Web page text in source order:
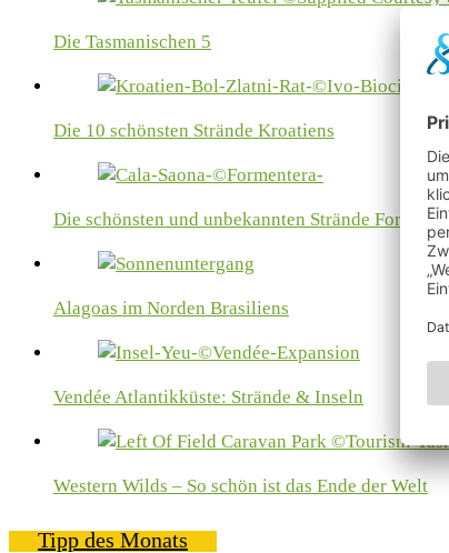
Die Tasmanischen 5
Die 10 schönsten Strände Kroatiens
Die schönsten und unbekannten Strände
Alagoas im Norden Brasiliens
Vendée Atlantikküste: Strände & Inseln
Western Wilds – So schön ist das Ende der Welt
Tipp des Monats